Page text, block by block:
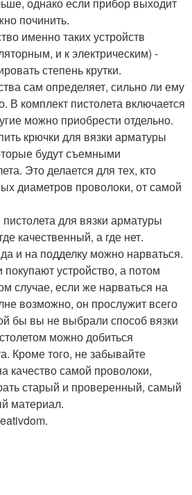
починить.
именно таких устройств
и к электрическим) -
степень крутки.
сам определяет, сильно ли ему
В комплект пистолета включается
можно приобрести отдельно.
крючки для вязки арматуры
будут съемными
Это делается для тех, кто
диаметров проволоки, от самой
для вязки арматуры
качественный, а где нет.
и на подделку можно нарваться.
покупают устройство, а потом
случае, если же нарваться на
возможно, он прослужит всего
бы вы не выбрали способ вязки
можно добиться
Кроме того, не забывайте
качество самой проволоки,
старый и проверенный, самый
материал.